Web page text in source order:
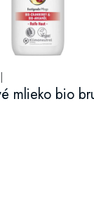
|
mlieko bio